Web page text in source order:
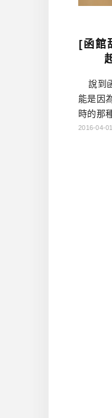
[函館
說到
能是因
時的那
真是井
2016-04-01